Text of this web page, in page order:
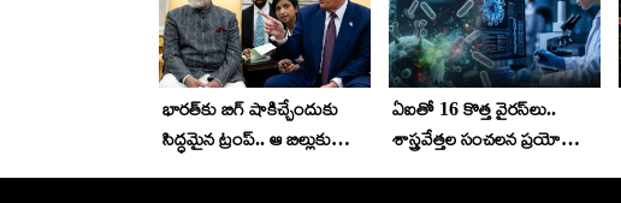
భారత్‌కు బిగ్ షాకిచ్చేందుకు
సిద్ధమైన ట్రంప్.. ఆ బిల్లుకు
ఏఐతో 16 కొత్త వైరస్‌లు..
శాస్త్రవేత్తల సంచలన ప్రయోగం..